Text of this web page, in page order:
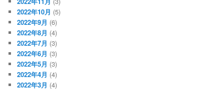
2022年10月 (5)
2022年9月 (6)
2022年8月 (4)
2022年7月 (3)
2022年6月 (3)
2022年5月 (3)
2022年4月 (4)
2022年3月 (4)